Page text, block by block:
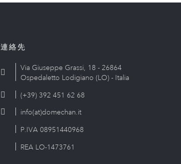
連絡先
Via Giuseppe Grassi, 18 - 26864
Ospedaletto Lodigiano (LO) - Italia
(+39) 392 451 62 68
info(at)domechan.it
P.IVA 08951440968
REA LO-1473761